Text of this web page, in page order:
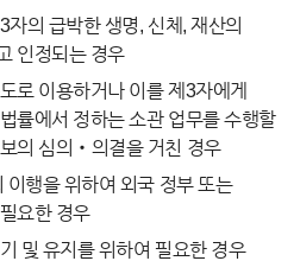
의 급박한 생명, 신체, 재산의
인정되는 경우
로 이용하거나 이를 제3자에게
률에서 정하는 소관 업무를 수행할
의 심의‧의결을 거친 경우
이행을 위하여 외국 정부 또는
요한 경우
및 유지를 위하여 필요한 경우